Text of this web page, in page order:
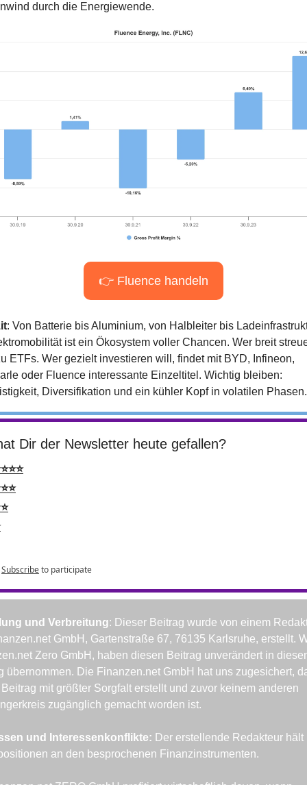
durch die Energiewende.
👉 Fluence handeln
: Von Batterie bis Aluminium, von Halbleiter bis
ist ein Ökosystem voller Chancen. Wer breit
ETFs. Wer gezielt investieren will, findet mit BYD, Infineon,
oder Fluence interessante Einzeltitel. Wichtig bleiben:
Diversifikation und ein kühler Kopf in volatilen Phasen.
Dir der Newsletter heute gefallen?
Subscribeto participate
und Verbreitung: Dieser Beitrag wurde von einem
GmbH, Gartenstraße 67, 76135 Karlsruhe, erstellt.
Zero GmbH, haben diesen Beitrag unverändert in
übernommen. Die Finanzen.net GmbH hat uns zugesichert,
mit größter Sorgfalt erstellt und zuvor keinem anderen
zugänglich gemacht worden ist.
und Interessenkonflikte: Der erstellende Redakteur hält
an den besprochenen Finanzinstrumenten.